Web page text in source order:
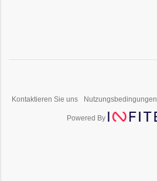
Kontaktieren Sie uns Nutzungsbedingungen
Powered By